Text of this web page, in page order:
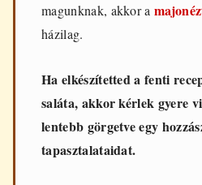
magunknak, akkor a
házilag.
Ha elkészítetted a fenti
saláta, akkor kérlek gyere
lentebb görgetve egy
tapasztalataidat.